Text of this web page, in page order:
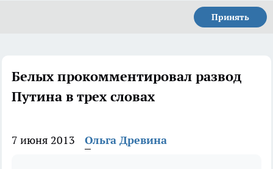
Принять
Белых прокомментировал развод
Путина в трех словах
7 июня 2013 Ольга Древина